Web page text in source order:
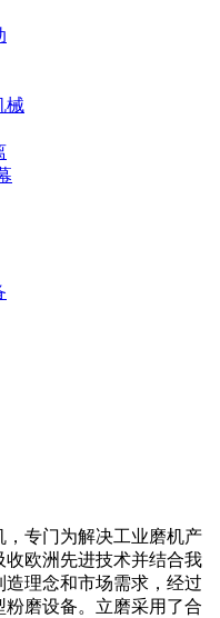
械
专门为解决工业磨机产
欧洲先进技术并结合我
理念和市场需求，经过
磨设备。立磨采用了合